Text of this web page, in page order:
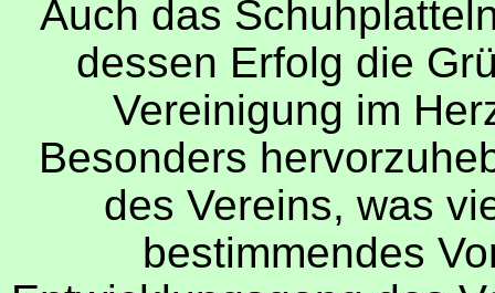
Auch das
dessen Erfolg die
Vereinigung im
Besonders
des Vereins, was
bestimmendes